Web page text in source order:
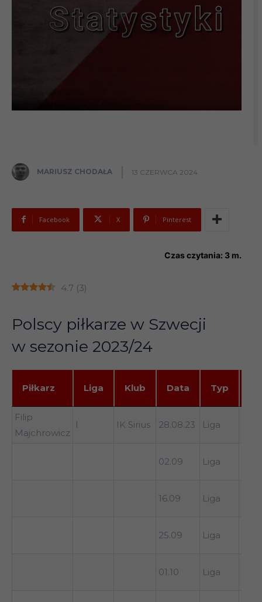
MARIUSZ CHODAŁA 13 CZERWCA 2024
Facebook X Pinterest
Czas czytania: 3 m.
4.7 (3)
Polscy piłkarze w Szwecji
w sezonie 2023/24
Piłkarz Liga Klub Data Typ
Piłkarz
Filip
Majchrowicz
I IK Sirius 28.08.23 Liga
02.09 Liga
16.09 Liga
25.09 Liga
01.10 Liga